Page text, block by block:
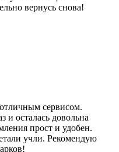
вернусь снова!
сервисом.
и осталась довольна
прост и удобен.
учли. Рекомендую